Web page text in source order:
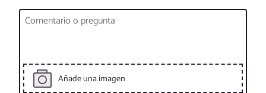
Añade una imagen